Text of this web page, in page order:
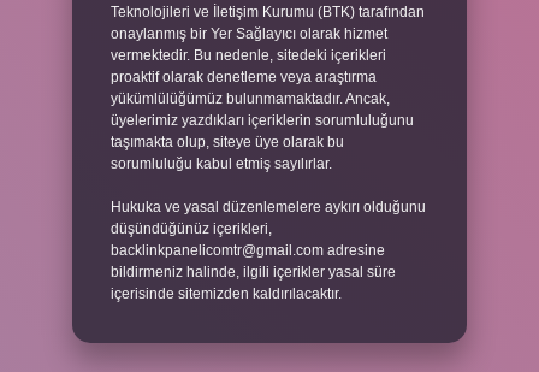
Teknolojileri ve İletişim Kurumu (BTK) tarafından
onaylanmış bir Yer Sağlayıcı olarak hizmet
vermektedir. Bu nedenle, sitedeki içerikleri
proaktif olarak denetleme veya araştırma
yükümlülüğümüz bulunmamaktadır. Ancak,
üyelerimiz yazdıkları içeriklerin sorumluluğunu
taşımakta olup, siteye üye olarak bu
sorumluluğu kabul etmiş sayılırlar.
Hukuka ve yasal düzenlemelere aykırı olduğunu
düşündüğünüz içerikleri,
backlinkpanelicomtr@gmail.com adresine
bildirmeniz halinde, ilgili içerikler yasal süre
içerisinde sitemizden kaldırılacaktır.